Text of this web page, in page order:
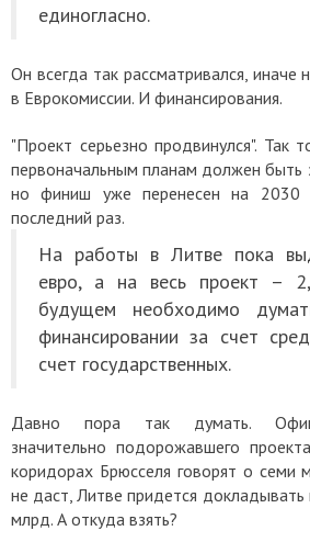
единогласно.
Он всегда так рассматривался,
в Еврокомиссии. И финансирования.
"Проект серьезно продвинулся". Так
первоначальным планам должен быть
но финиш уже перенесен на 2030
последний раз.
На работы в Литве пока
евро, а на весь проект –
будущем необходимо
финансировании за счет
счет государственных.
Давно пора так думать.
значительно подорожавшего
коридорах Брюсселя говорят о семи
не даст, Литве придется
млрд. А откуда взять?